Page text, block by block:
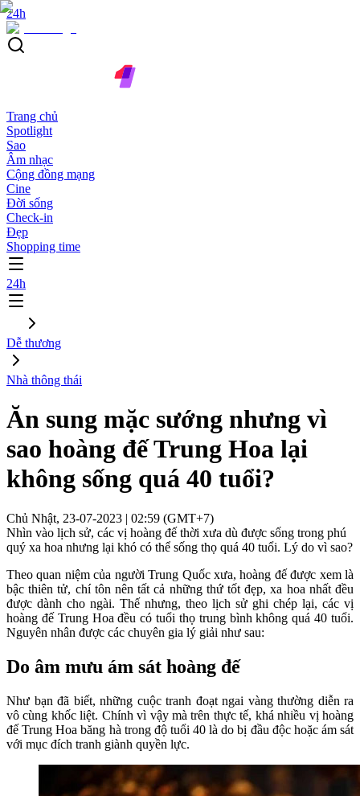
24h
Trang chủ
Spotlight
Sao
Âm nhạc
Cộng đồng mạng
Cine
Đời sống
Check-in
Đẹp
Shopping time
24h
Dễ thương
Nhà thông thái
Ăn sung mặc sướng nhưng vì
sao hoàng đế Trung Hoa lại
không sống quá 40 tuổi?
Chủ Nhật, 23-07-2023 | 02:59 (GMT+7)
Nhìn vào lịch sử, các vị hoàng đế thời xưa dù được sống trong phú
quý xa hoa nhưng lại khó có thể sống thọ quá 40 tuổi. Lý do vì sao?
Theo quan niệm của người Trung Quốc xưa, hoàng đế được xem là
bậc thiên tử, chí tôn nên tất cả những thứ tốt đẹp, xa hoa nhất đều
được dành cho ngài. Thế nhưng, theo lịch sử ghi chép lại, các vị
hoàng đế Trung Hoa đều có tuổi thọ trung bình không quá 40 tuổi.
Nguyên nhân được các chuyên gia lý giải như sau:
Do âm mưu ám sát hoàng đế
Như bạn đã biết, những cuộc tranh đoạt ngai vàng thường diễn ra
vô cùng khốc liệt. Chính vì vậy mà trên thực tế, khá nhiều vị hoàng
đế Trung Hoa băng hà trong độ tuổi 40 là do bị đầu độc hoặc ám sát
với mục đích tranh giành quyền lực.